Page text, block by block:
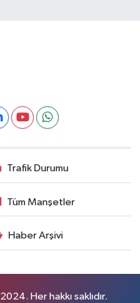
Trafik Durumu
Tüm Manşetler
Haber Arşivi
Her hakkı saklıdır.